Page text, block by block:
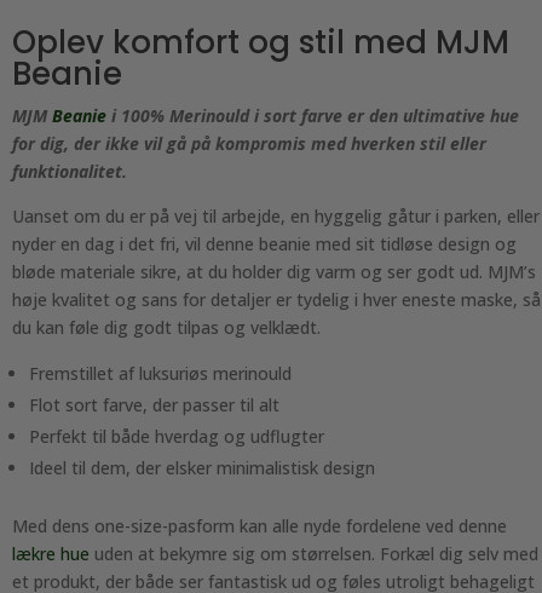
Oplev komfort og stil med MJM
Beanie
MJM Beanie i 100% Merinould i sort farve er den ultimative hue
for dig, der ikke vil gå på kompromis med hverken stil eller
funktionalitet.
Uanset om du er på vej til arbejde, en hyggelig gåtur i parken, eller
nyder en dag i det fri, vil denne beanie med sit tidløse design og
bløde materiale sikre, at du holder dig varm og ser godt ud. MJM’s
høje kvalitet og sans for detaljer er tydelig i hver eneste maske, så
du kan føle dig godt tilpas og velklædt.
Fremstillet af luksuriøs merinould
Flot sort farve, der passer til alt
Perfekt til både hverdag og udflugter
Ideel til dem, der elsker minimalistisk design
Med dens one-size-pasform kan alle nyde fordelene ved denne
lækre hue uden at bekymre sig om størrelsen. Forkæl dig selv med
et produkt, der både ser fantastisk ud og føles utroligt behageligt